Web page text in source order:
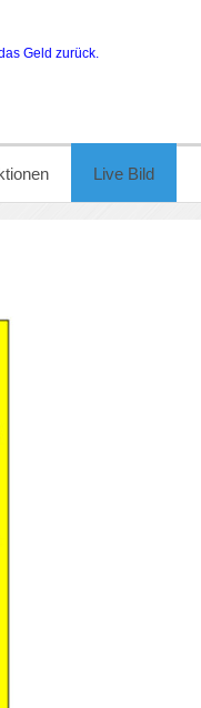
Geld zurück.
Live Bild